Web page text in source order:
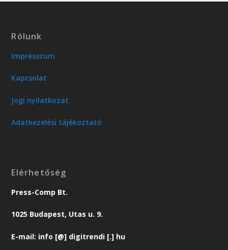
Rólunk
Impresszum
Kapcsolat
Jogi nyilatkozat
Adatkezelési tájékoztató
Elérhetőség
Press-Comp Bt.
1025 Budapest, Utas u. 9.
E-mail: info [@] digitrendi [.] hu